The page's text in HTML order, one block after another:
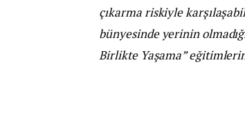
çıkarma riskiyle
bünyesinde yerinin
Birlikte Yaşama”